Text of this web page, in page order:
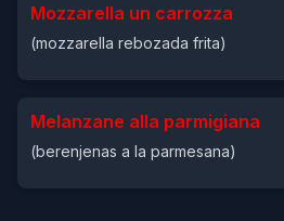
Mozzarella un carrozza
(mozzarella rebozada frita)
Melanzane alla parmigiana
(berenjenas a la parmesana)